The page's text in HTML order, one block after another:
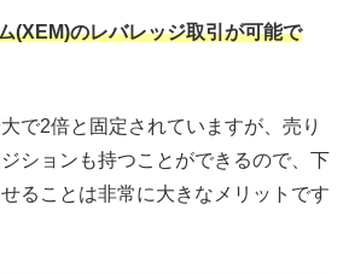
(XEM)のレバレッジ取引が可能で
で2倍と固定されていますが、売り
ションも持つことができるので、下
ることは非常に大きなメリットです